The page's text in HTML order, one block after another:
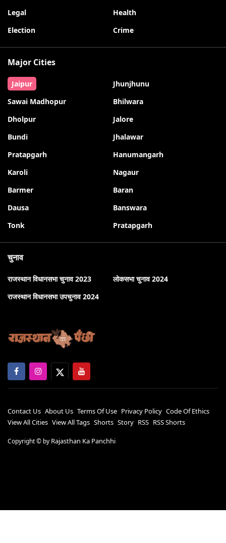
Legal
Health
Election
Crime
Major Cities
Jaipur
Jhunjhunu
Sawai Madhopur
Bhilwara
Dholpur
Jalore
Bundi
Jhalawar
Pratapgarh
Hanumangarh
Karoli
Nagaur
Barmer
Baran
Dausa
Banswara
Tonk
Pratapgarh
चुनाव
राजस्थान विधानसभा चुनाव 2023
लोकसभा चुनाव 2024
राजस्थान विधानसभा उपचुनाव 2024
Contact Us About Us Terms Of Use Privacy Policy Code Of Ethics
View All Cities View All Tags Shorts Story RSS RSS Shorts
Copyright © by Rajasthan Ka Panchhi